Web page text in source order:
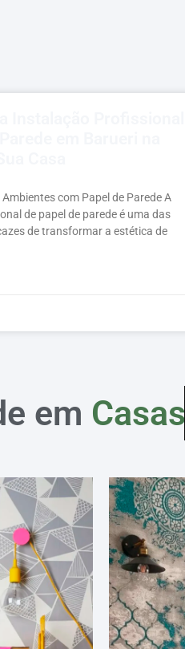
com Papel de Parede A
de papel de parede é uma das
de transformar a estética de
em Casas